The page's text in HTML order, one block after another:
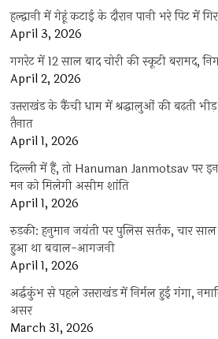
हल्द्वानी में गेहूं कटाई के दौरान पानी भरे पिट में
April 3, 2026
गगरेट में 12 साल बाद चोरी की स्कूटी बरामद,
April 2, 2026
उत्तराखंड के कैंची धाम में श्रद्धालुओं की बढ़ती
तैनात
April 1, 2026
दिल्ली में हैं, तो Hanuman Janmotsav पर
मन को मिलेगी असीम शांति
April 1, 2026
रुड़की: हनुमान जयंती पर पुलिस सर्तक, चार साल
हुआ था बवाल-आगजनी
April 1, 2026
अर्द्धकुंभ से पहले उत्तराखंड में निर्मल हुई गंगा,
असर
March 31, 2026